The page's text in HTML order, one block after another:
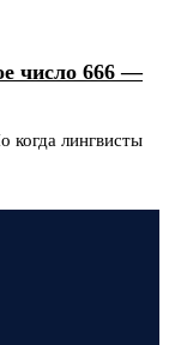
число 666 —
когда лингвисты